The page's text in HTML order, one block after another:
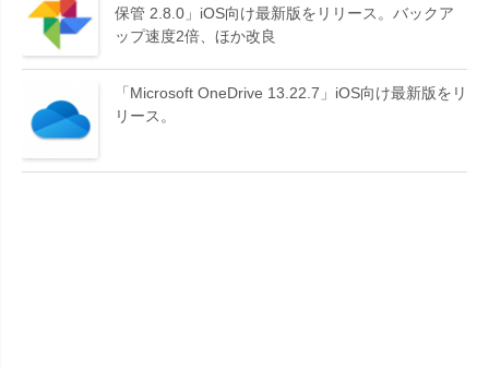
保管 2.8.0」iOS向け最新版をリリース。バックア
ップ速度2倍、ほか改良
「Microsoft OneDrive 13.22.7」iOS向け最新版をリ
リース。